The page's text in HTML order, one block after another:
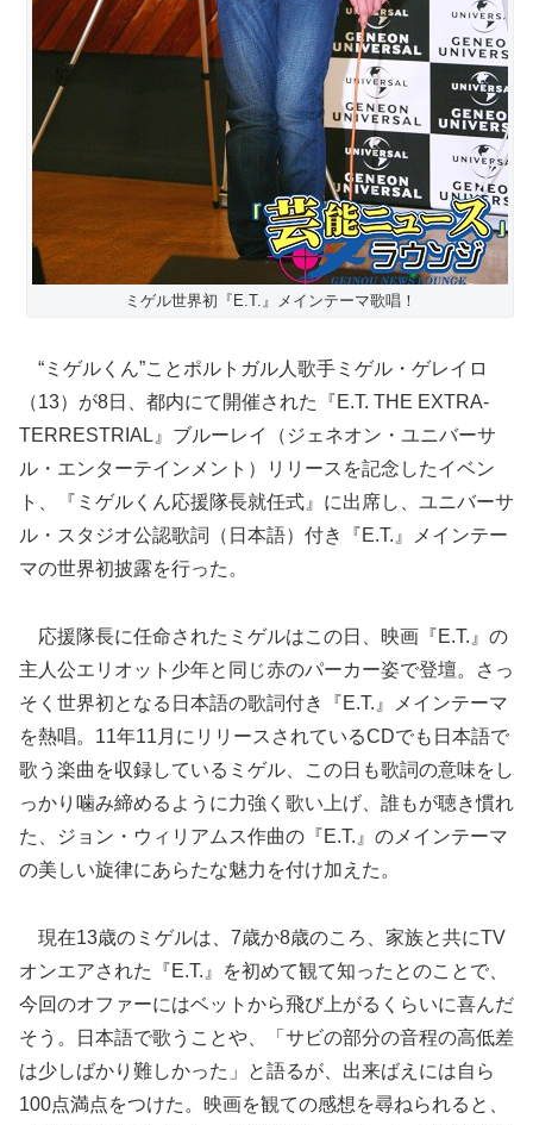
ミゲル世界初『E.T.』メインテーマ歌唱！
“ミゲルくん”ことポルトガル人歌手ミゲル・ゲレイロ
（13）が8日、都内にて開催された『E.T. THE EXTRA-
TERRESTRIAL』ブルーレイ（ジェネオン・ユニバーサ
ル・エンターテインメント）リリースを記念したイベン
ト、『ミゲルくん応援隊長就任式』に出席し、ユニバーサ
ル・スタジオ公認歌詞（日本語）付き『E.T.』メインテー
マの世界初披露を行った。
応援隊長に任命されたミゲルはこの日、映画『E.T.』の
主人公エリオット少年と同じ赤のパーカー姿で登壇。さっ
そく世界初となる日本語の歌詞付き『E.T.』メインテーマ
を熱唱。11年11月にリリースされているCDでも日本語で
歌う楽曲を収録しているミゲル、この日も歌詞の意味をし
っかり噛み締めるように力強く歌い上げ、誰もが聴き慣れ
た、ジョン・ウィリアムス作曲の『E.T.』のメインテーマ
の美しい旋律にあらたな魅力を付け加えた。
現在13歳のミゲルは、7歳か8歳のころ、家族と共にTV
オンエアされた『E.T.』を初めて観て知ったとのことで、
今回のオファーにはベットから飛び上がるくらいに喜んだ
そう。日本語で歌うことや、「サビの部分の音程の高低差
は少しばかり難しかった」と語るが、出来ばえには自ら
100点満点をつけた。映画を観ての感想を尋ねられると、